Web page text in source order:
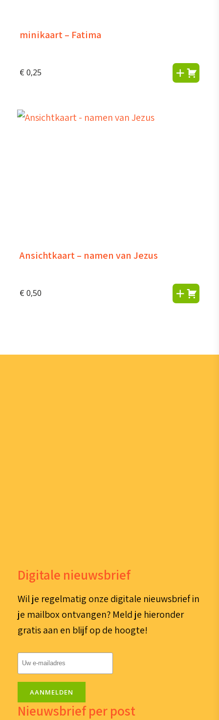
minikaart – Fatima
€ 0,25
Ansichtkaart – namen van Jezus
€ 0,50
Digitale nieuwsbrief
Wil je regelmatig onze digitale nieuwsbrief in
je mailbox ontvangen? Meld je hieronder
gratis aan en blijf op de hoogte!
E-
mailadres(Vereist)
AANMELDEN
Nieuwsbrief per post